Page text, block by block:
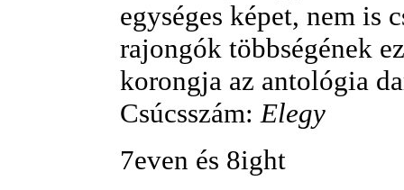
egységes képet, nem is
rajongók többségének
korongja az antológia
Csúcsszám:Elegy
7even és 8ight